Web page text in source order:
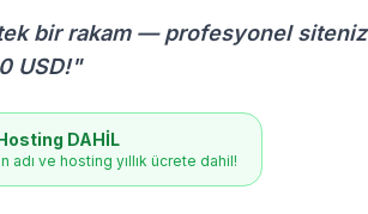
bir rakam — profesyonel siteniz
USD!"
DAHİL
adı ve hosting yıllık ücrete dahil!